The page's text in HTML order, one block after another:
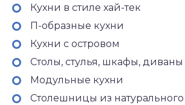
Кухни в стиле хай-тек
П-образные кухни
Кухни с островом
Столы, стулья, шкафы, диваны
Модульные кухни
Столешницы из